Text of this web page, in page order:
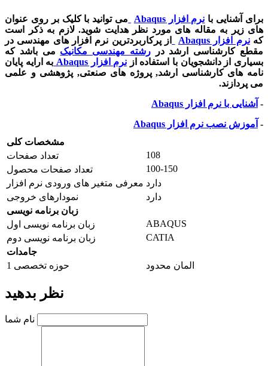
برای آشنایی با نرم افزارAbaqus
می توانید با کلیک بر روی عنوان
های زیر به مقاله های مورد نظر هدایت شوید. لازم به ذکر است
کهنرم افزارAbaqus
از پرکاربردترین نرم افزار های مهندسی در
مقطع کارشناسی ارشد دررشته مهندسی مکانیک می باشد که
بسیاری از دانشجویان با استفاده از نرم افزارAbaqus به ارایه پایان
نامه های کارشناسی ارشد, پروژه های صنعتی, پژوهشی و علمی
می پردازند.
- آشنایی با نرم افزار Abaqus
- آموزش نصب نرم افزار Abaqus
مشخصات کلی
تعداد صفحات
108
تعداد صفحات محصول
100-150
معرفی متغیر های ورودی نرم افزار دارد
نمودارهای خروجی
دارد
زبان برنامه نویسی
زبان برنامه نویسی اول
ABAQUS
زبان برنامه نویسی دوم
CATIA
جامدات
حوزه تخصصی 1
المان محدود
نظر بدهید
نام شما